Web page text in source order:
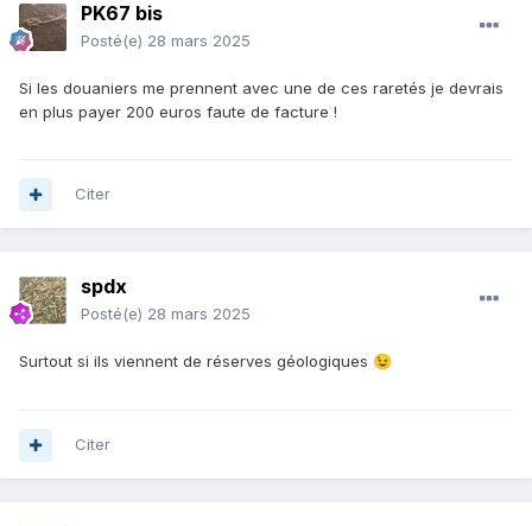
PK67 bis
Posté(e) 28 mars 2025
Si les douaniers me prennent avec une de ces raretés je devrais
en plus payer 200 euros faute de facture !
Citer
spdx
Posté(e) 28 mars 2025
Surtout si ils viennent de réserves géologiques 😉
Citer